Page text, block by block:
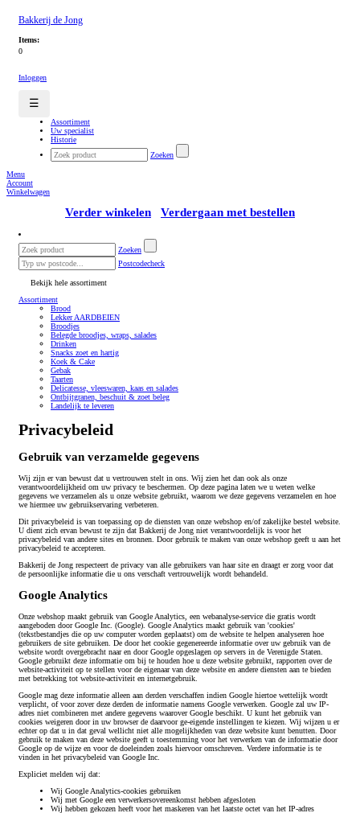
Bakkerij de Jong
Items:
0
Inloggen
☰
Assortiment
Uw specialist
Historie
Zoeken
Menu
Account
Winkelwagen
Verder winkelen Verdergaan met bestellen
Zoeken
Postcodecheck
Bekijk hele assortiment
Assortiment
Brood
Lekker AARDBEIEN
Broodjes
Belegde broodjes, wraps, salades
Drinken
Snacks zoet en hartig
Koek & Cake
Gebak
Taarten
Delicatesse, vleeswaren, kaas en salades
Ontbijtgranen, beschuit & zoet beleg
Landelijk te leveren
Privacybeleid
Gebruik van verzamelde gegevens
Wij zijn er van bewust dat u vertrouwen stelt in ons. Wij zien het dan ook als onze
verantwoordelijkheid om uw privacy te beschermen. Op deze pagina laten we u weten welke
gegevens we verzamelen als u onze website gebruikt, waarom we deze gegevens verzamelen en hoe
we hiermee uw gebruikservaring verbeteren.
Dit privacybeleid is van toepassing op de diensten van onze webshop en/of zakelijke bestel website.
U dient zich ervan bewust te zijn dat Bakkerij de Jong niet verantwoordelijk is voor het
privacybeleid van andere sites en bronnen. Door gebruik te maken van onze webshop geeft u aan het
privacybeleid te accepteren.
Bakkerij de Jong respecteert de privacy van alle gebruikers van haar site en draagt er zorg voor dat
de persoonlijke informatie die u ons verschaft vertrouwelijk wordt behandeld.
Google Analytics
Onze webshop maakt gebruik van Google Analytics, een webanalyse-service die gratis wordt
aangeboden door Google Inc. (Google). Google Analytics maakt gebruik van 'cookies'
(tekstbestandjes die op uw computer worden geplaatst) om de website te helpen analyseren hoe
gebruikers de site gebruiken. De door het cookie gegenereerde informatie over uw gebruik van de
website wordt overgebracht naar en door Google opgeslagen op servers in de Verenigde Staten.
Google gebruikt deze informatie om bij te houden hoe u deze website gebruikt, rapporten over de
website-activiteit op te stellen voor de eigenaar van deze website en andere diensten aan te bieden
met betrekking tot website-activiteit en internetgebruik.
Google mag deze informatie alleen aan derden verschaffen indien Google hiertoe wettelijk wordt
verplicht, of voor zover deze derden de informatie namens Google verwerken. Google zal uw IP-
adres niet combineren met andere gegevens waarover Google beschikt. U kunt het gebruik van
cookies weigeren door in uw browser de daarvoor ge-eigende instellingen te kiezen. Wij wijzen u er
echter op dat u in dat geval wellicht niet alle mogelijkheden van deze website kunt benutten. Door
gebruik te maken van deze website geeft u toestemming voor het verwerken van de informatie door
Google op de wijze en voor de doeleinden zoals hiervoor omschreven. Verdere informatie is te
vinden in het privacybeleid van Google Inc.
Expliciet melden wij dat:
Wij Google Analytics-cookies gebruiken
Wij met Google een verwerkersovereenkomst hebben afgesloten
Wij hebben gekozen heeft voor het maskeren van het laatste octet van het IP-adres